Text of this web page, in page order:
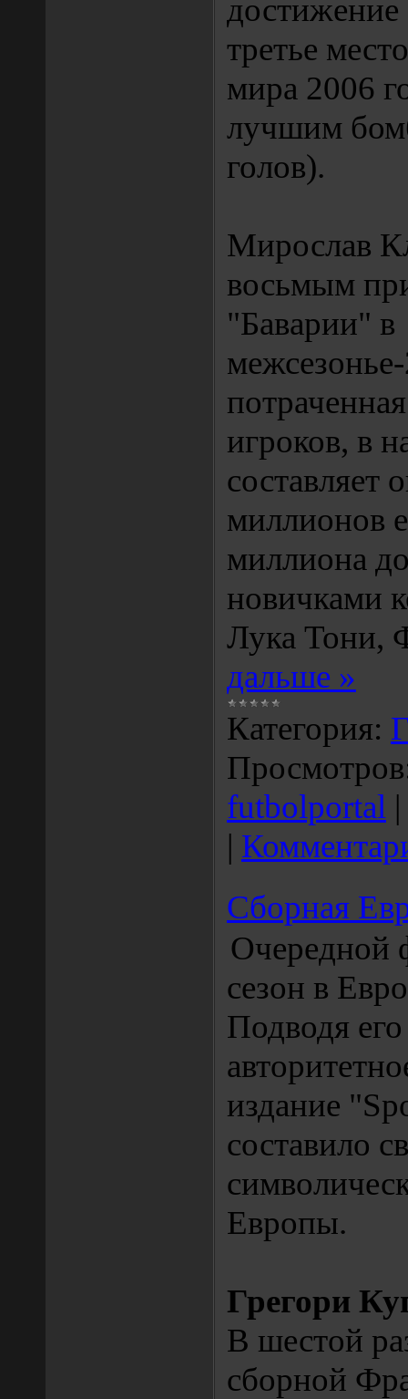
достижение
третье
мира 2006
лучшим
голов).
Мирослав
восьмым
"Баварии" в
игроков, в
составляет
миллионов
миллиона
новичками
Лука Тони,
дальше »
Категория:
futbolportal |
|
Сборная
Очередной
сезон в
Подводя
издание
составило
Европы.
Грегори
В шестой
сборной